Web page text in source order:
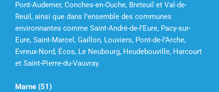
Pont-Audemer, Conches-en-Ouche, Breteuil et Val-de-
Reuil, ainsi que dans l’ensemble des communes
environnantes comme Saint-André-de-l’Eure, Pacy-sur-
Eure, Saint-Marcel, Gaillon, Louviers, Pont-de-l’Arche,
Evreux-Nord, Écos, Le Neubourg, Heudebouville, Harcourt
et Saint-Pierre-du-Vauvray.
Marne (51)